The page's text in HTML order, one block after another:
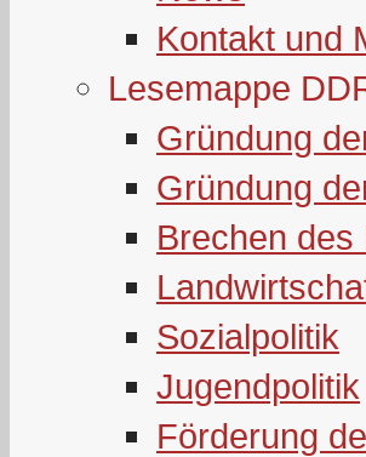
Kontakt und
Lesemappe
Gründung
Gründung
Brechen des
Sozialpolitik
Jugendpolitik
Förderung